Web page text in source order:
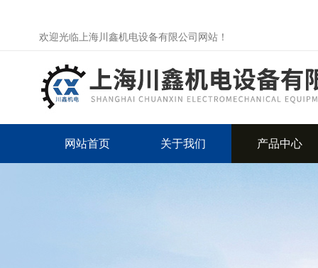
欢迎光临上海川鑫机电设备有限公司网站！
网站首页 关于我们 产品中心